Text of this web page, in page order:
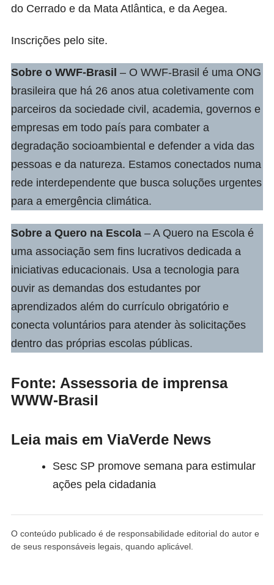
do Cerrado e da Mata Atlântica, e da Aegea.
Inscrições pelo site.
Sobre o WWF-Brasil – O WWF-Brasil é uma ONG
brasileira que há 26 anos atua coletivamente com
parceiros da sociedade civil, academia, governos e
empresas em todo país para combater a
degradação socioambiental e defender a vida das
pessoas e da natureza. Estamos conectados numa
rede interdependente que busca soluções urgentes
para a emergência climática.
Sobre a Quero na Escola – A Quero na Escola é
uma associação sem fins lucrativos dedicada a
iniciativas educacionais. Usa a tecnologia para
ouvir as demandas dos estudantes por
aprendizados além do currículo obrigatório e
conecta voluntários para atender às solicitações
dentro das próprias escolas públicas.
Fonte: Assessoria de imprensa
WWW-Brasil
Leia mais em ViaVerde News
Sesc SP promove semana para estimular
ações pela cidadania
O conteúdo publicado é de responsabilidade editorial do autor e
de seus responsáveis legais, quando aplicável.